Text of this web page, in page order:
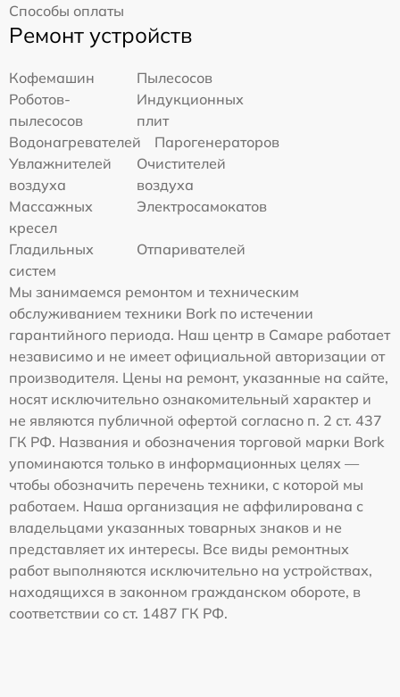
Способы оплаты
Ремонт устройств
Кофемашин
Пылесосов
Роботов-
пылесосов
Индукционных
плит
Водонагревателей
Парогенераторов
Увлажнителей
воздуха
Очистителей
воздуха
Массажных
кресел
Электросамокатов
Гладильных
систем
Отпаривателей
Мы занимаемся ремонтом и техническим
обслуживанием техники Bork по истечении
гарантийного периода. Наш центр в Самаре работает
независимо и не имеет официальной авторизации от
производителя. Цены на ремонт, указанные на сайте,
носят исключительно ознакомительный характер и
не являются публичной офертой согласно п. 2 ст. 437
ГК РФ. Названия и обозначения торговой марки Bork
упоминаются только в информационных целях —
чтобы обозначить перечень техники, с которой мы
работаем. Наша организация не аффилирована с
владельцами указанных товарных знаков и не
представляет их интересы. Все виды ремонтных
работ выполняются исключительно на устройствах,
находящихся в законном гражданском обороте, в
соответствии со ст. 1487 ГК РФ.